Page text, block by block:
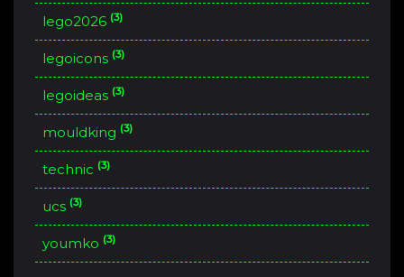
lego2026 (3)
legoicons (3)
legoideas (3)
mouldking (3)
technic (3)
ucs (3)
youmko (3)